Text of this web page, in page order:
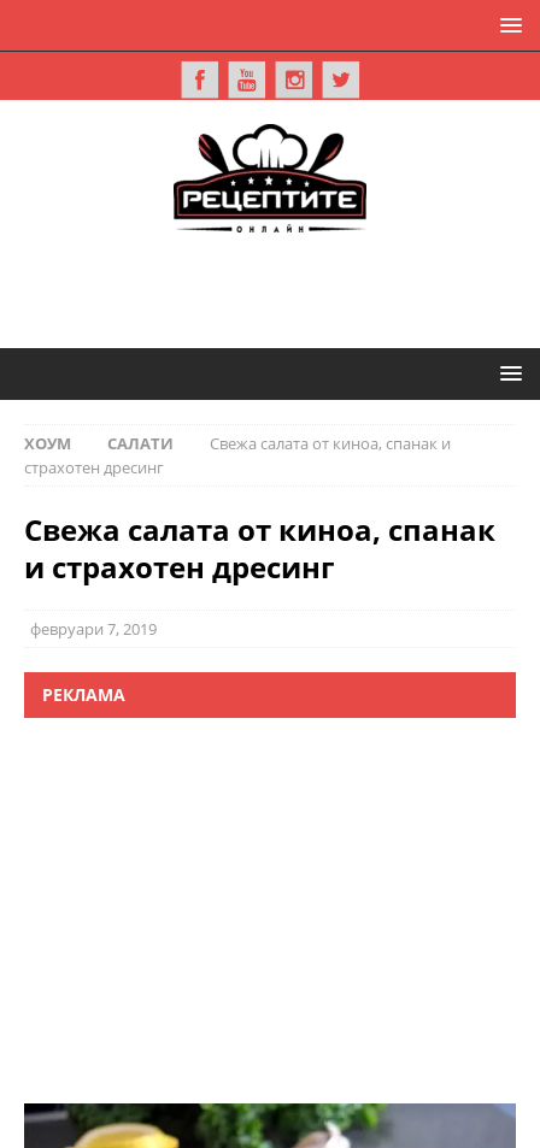
ХОУМ САЛАТИ
Свежа салата от киноа, спанак и
страхотен дресинг
Свежа салата от киноа, спанак
и страхотен дресинг
февруари 7, 2019
РЕКЛАМА